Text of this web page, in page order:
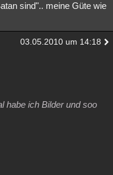
sind".. meine Güte wie
03.05.2010 um 14:18
habe ich Bilder und soo